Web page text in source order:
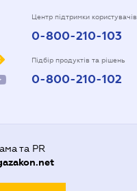
Центр підтримки користувачів
0-800-210-103
Підбір продуктів та рішень
0-800-210-102
та PR